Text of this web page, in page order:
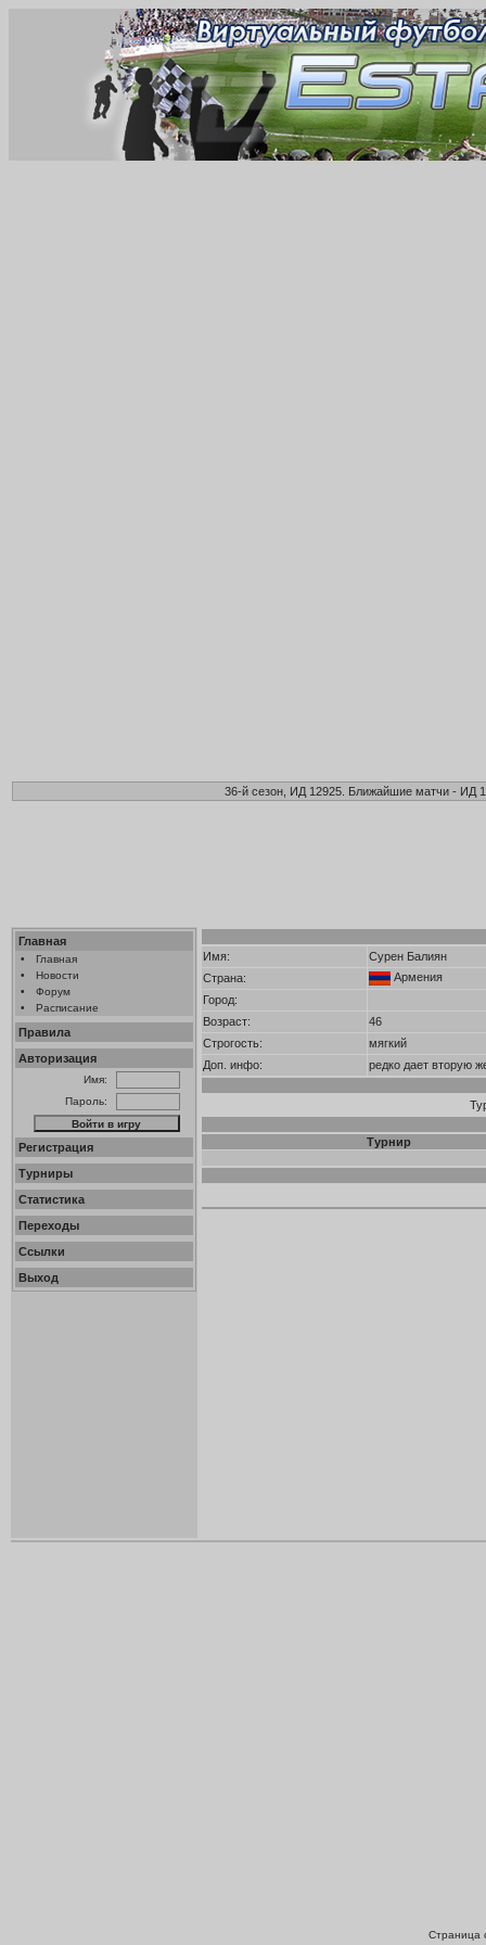
36-й сезон, ИД 12925. Ближайшие матчи - ИД
Главная
•
Главная
•
Новости
•
Форум
•
Расписание
Правила
Авторизация
Имя:
Пароль:
Регистрация
Турниры
Статистика
Переходы
Ссылки
Выход
Имя:
Сурен Балиян
Страна:
Армения
Город:
Возраст:
46
Строгость:
мягкий
Доп. инфо:
редко дает вторую
Турнир
Страница